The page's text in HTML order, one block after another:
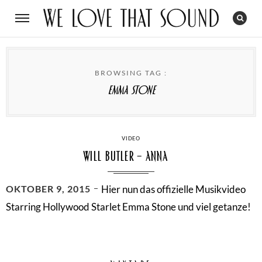
BROWSING TAG :
Emma Stone
CATEGORIES
VIDEO
Will Butler – Anna
POSTED
ON
OKTOBER 9, 2015
Hier nun das offizielle Musikvideo
Starring Hollywood Starlet Emma Stone und viel getanze!